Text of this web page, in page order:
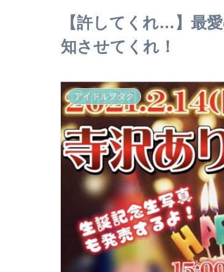
【許してくれ…】最
知させてくれ！
アイドルヲタク